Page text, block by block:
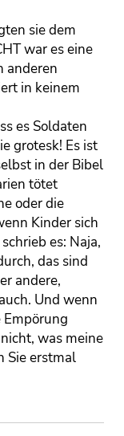
sie dem
war es eine
anderen
in keinem
es Soldaten
grotesk! Es ist
in der Bibel
tötet
oder die
Kinder sich
es: Naja,
das sind
andere,
Und wenn
Empörung
was meine
Sie erstmal